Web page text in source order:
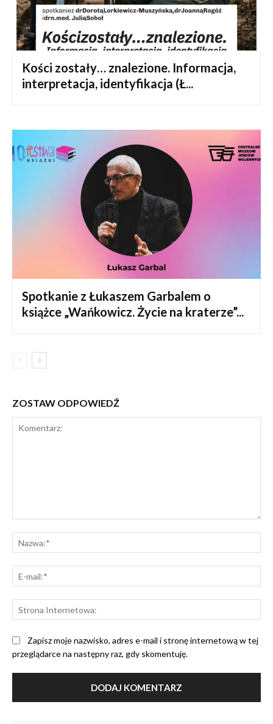
Kości zostały… znalezione. Informacja,
interpretacja, identyfikacja (Ł...
Spotkanie z Łukaszem Garbalem o
książce „Wańkowicz. Życie na kraterze”...
ZOSTAW ODPOWIEDŹ
Zapisz moje nazwisko, adres e-mail i stronę internetową w tej
przeglądarce na następny raz, gdy skomentuję.